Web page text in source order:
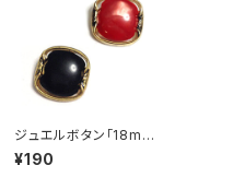
ジュエルボタン「18m
m」（全2色）【A0007】
¥190